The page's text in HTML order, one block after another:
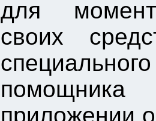
для
своих
приложении